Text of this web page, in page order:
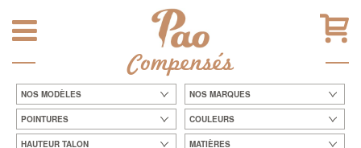
Compensés
NOS MODÈLES NOS MARQUES
POINTURES COULEURS
HAUTEUR TALON MATIÈRES